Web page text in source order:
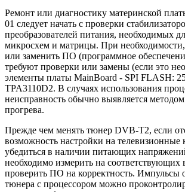
Ремонт или диагностику материнской
01 следует начать с проверки
преобразователей питания, необходимых
микросхем и матрицы. При необходимости,
или заменить ПО (программное
требуют проверки или замены (если это
элементы платы MainBoard - SPI FLASH:
TPA3110D2. В случаях использования
неисправность обычно выявляется
прогрева.
Прежде чем менять тюнер DVB-T2, если
возможность настройки на телевизионные
убедиться в наличии питающих
необходимо измерить на соответствующих
проверить ПО на корректность. Импульсы
тюнера с процессором можно